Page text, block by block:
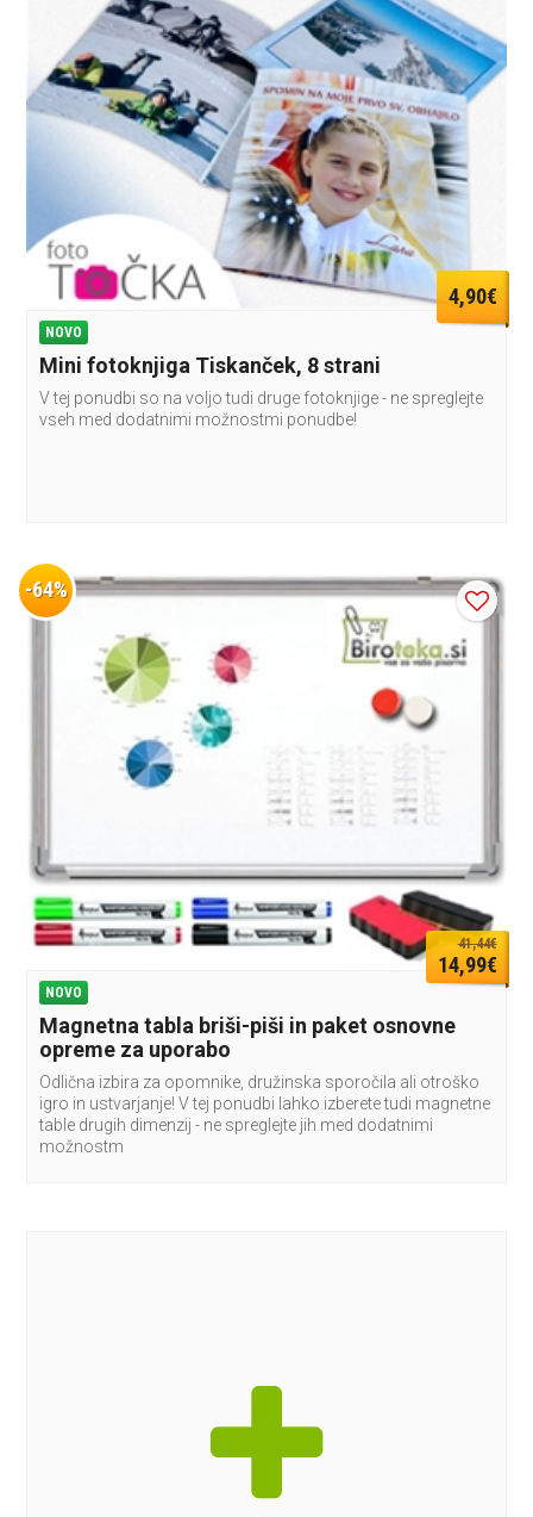
4,90€
NOVO
Mini fotoknjiga Tiskanček, 8 strani
V tej ponudbi so na voljo tudi druge fotoknjige - ne spreglejte
vseh med dodatnimi možnostmi ponudbe!
-64%
41,44€
14,99€
NOVO
Magnetna tabla briši-piši in paket osnovne
opreme za uporabo
Odlična izbira za opomnike, družinska sporočila ali otroško
igro in ustvarjanje! V tej ponudbi lahko izberete tudi magnetne
table drugih dimenzij - ne spreglejte jih med dodatnimi
možnostm